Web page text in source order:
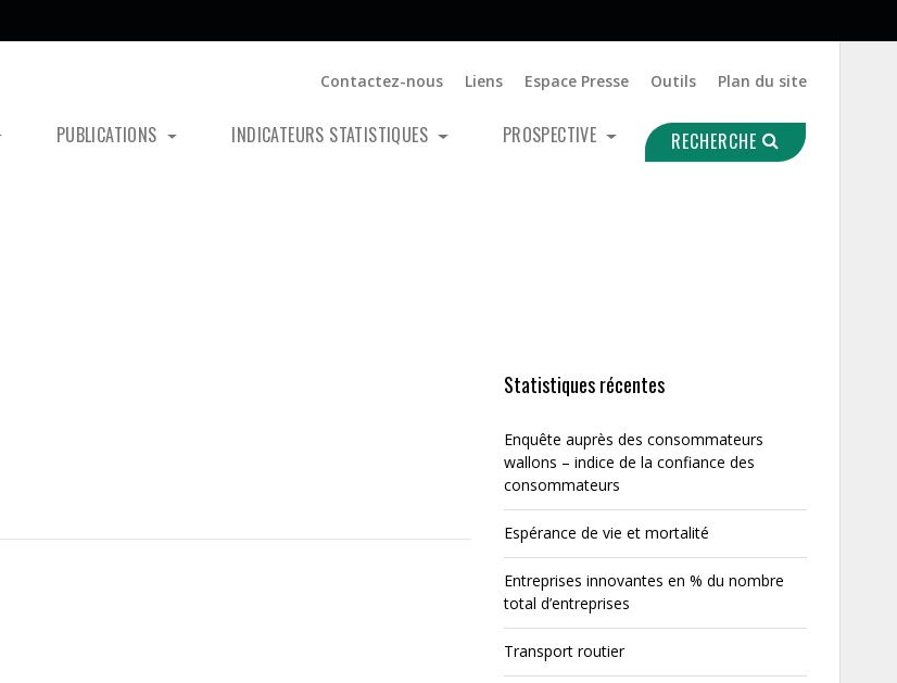
Contactez-nous Liens Espace Presse Outils Plan du site
PUBLICATIONS INDICATEURS STATISTIQUES PROSPECTIVE RECHERCHE
Statistiques récentes
Enquête auprès des consommateurs
wallons – indice de la confiance des
consommateurs
Espérance de vie et mortalité
Entreprises innovantes en % du nombre
total d’entreprises
Transport routier